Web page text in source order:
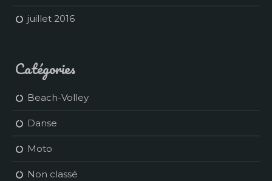
juillet 2016
Catégories
Beach-Volley
Danse
Moto
Non classé